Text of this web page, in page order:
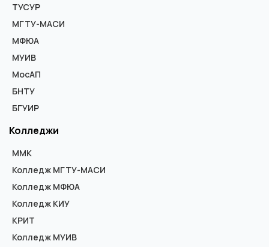
ТУСУР
МГТУ-МАСИ
МФЮА
МУИВ
МосАП
БНТУ
БГУИР
Колледжи
ММК
Колледж МГТУ-МАСИ
Колледж МФЮА
Колледж КИУ
КРИТ
Колледж МУИВ